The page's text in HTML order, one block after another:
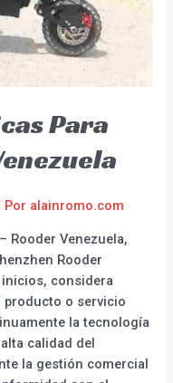
Para
Por alainromo.com
Rooder Venezuela,
Rooder
considera
producto o servicio
la tecnología
calidad del
la gestión comercial